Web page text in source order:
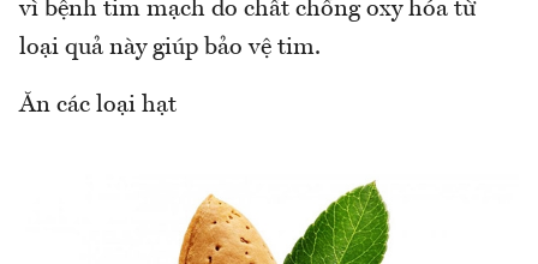
vì bệnh tim mạch do chất chống oxy hóa từ
loại quả này giúp bảo vệ tim.
Ăn các loại hạt